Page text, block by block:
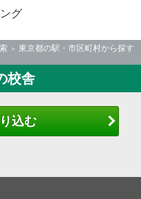
グ
東京都の駅・市区町村から探す
校舎
込む